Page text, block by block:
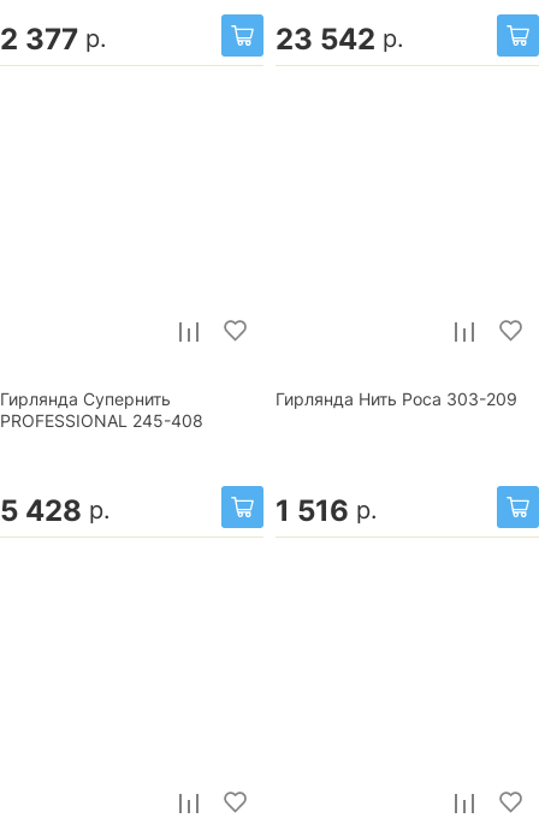
2 377 р. 23 542 р.
Гирлянда Супернить
PROFESSIONAL 245-408
5 428 р.
Гирлянда Нить Роса 303-209
1 516 р.